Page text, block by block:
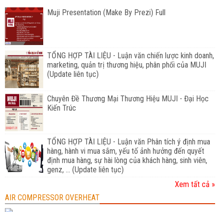
Muji Presentation (Make By Prezi) Full
TỔNG HỢP TÀI LIỆU - Luận văn chiến lược kinh doanh,
marketing, quản trị thương hiệu, phân phối của MUJI
(Update liên tục)
Chuyên Đề Thương Mại Thương Hiệu MUJI - Đại Học
Kiến Trúc
TỔNG HỢP TÀI LIỆU - Luận văn Phân tích ý định mua
hàng, hành vi mua sắm, yếu tố ảnh hưởng đến quyết
định mua hàng, sự hài lòng của khách hàng, sinh viên,
genz, ... (Update liên tục)
Xem tất cả »
AIR COMPRESSOR OVERHEAT